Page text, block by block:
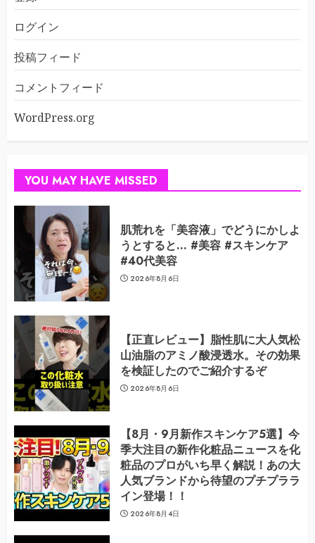
ログイン
投稿フィード
コメントフィード
WordPress.org
YOU MAY HAVE MISSED
肌荒れを「美容液」でどうにかしよ
うとすると… #美容 #スキンケア
#40代美容
2026年8月6日
【正直レビュー】脂性肌に大人気松
山油脂のアミノ酸浸透水。その効果
を検証したのでご紹介するぞ
2026年8月6日
【8月・9月新作スキンケア5選】今
季大注目の新作化粧品ニュースを化
粧品のプロがいち早く解説！あの大
人気ブランドから待望のプチプララ
イン登場！！
2026年8月4日